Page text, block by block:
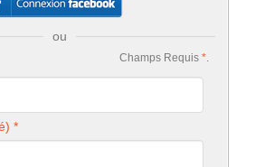
ou
Champs Requis *.